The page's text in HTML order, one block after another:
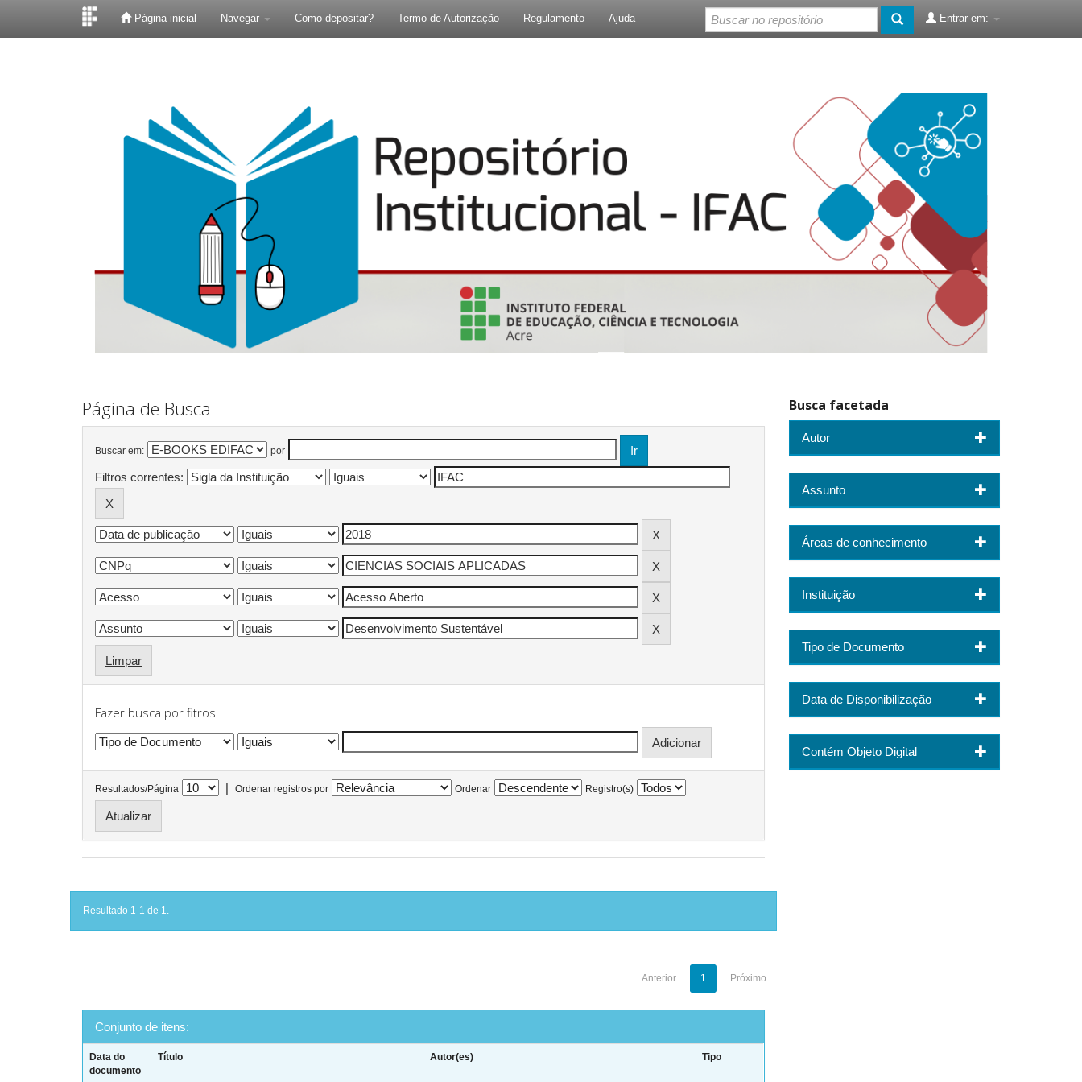
Página inicial Navegar Como depositar? Termo de Autorização Regulamento Ajuda Entrar em:
Página de Busca
Buscar em: por
Filtros correntes:
Limpar
Fazer busca por fitros
Resultados/Página | Ordenar registros por Ordenar Registro(s)
Resultado 1-1 de 1.
Anterior 1 Próximo
Conjunto de itens:
Data do
documento
Título Autor(es) Tipo
Busca facetada
Autor
Assunto
Áreas de conhecimento
Instituição
Tipo de Documento
Data de Disponibilização
Contém Objeto Digital